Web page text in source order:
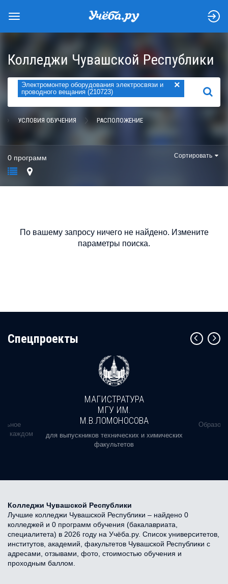
Колледжи Чувашской Республики
Электромонтер оборудования электросвязи и
проводного вещания (210723)
×
НАЙТИ
УСЛОВИЯ ОБУЧЕНИЯ РАСПОЛОЖЕНИЕ
0 программ Сортировать
По вашему запросу ничего не найдено. Измените
параметры поиска.
Cпецпроекты
в каждом
МАГИСТРАТУРА
МГУ ИМ.
М.В.ЛОМОНОСОВА
для выпускников технических и химических
факультетов
Колледжи Чувашской Республики
Лучшие колледжи Чувашской Республики – найдено 0
колледжей и 0 программ обучения (бакалавриата,
специалитета) в 2026 году на Учёба.ру. Список университетов,
институтов, академий, факультетов Чувашской Республики с
адресами, отзывами, фото, стоимостью обучения и
проходным баллом.